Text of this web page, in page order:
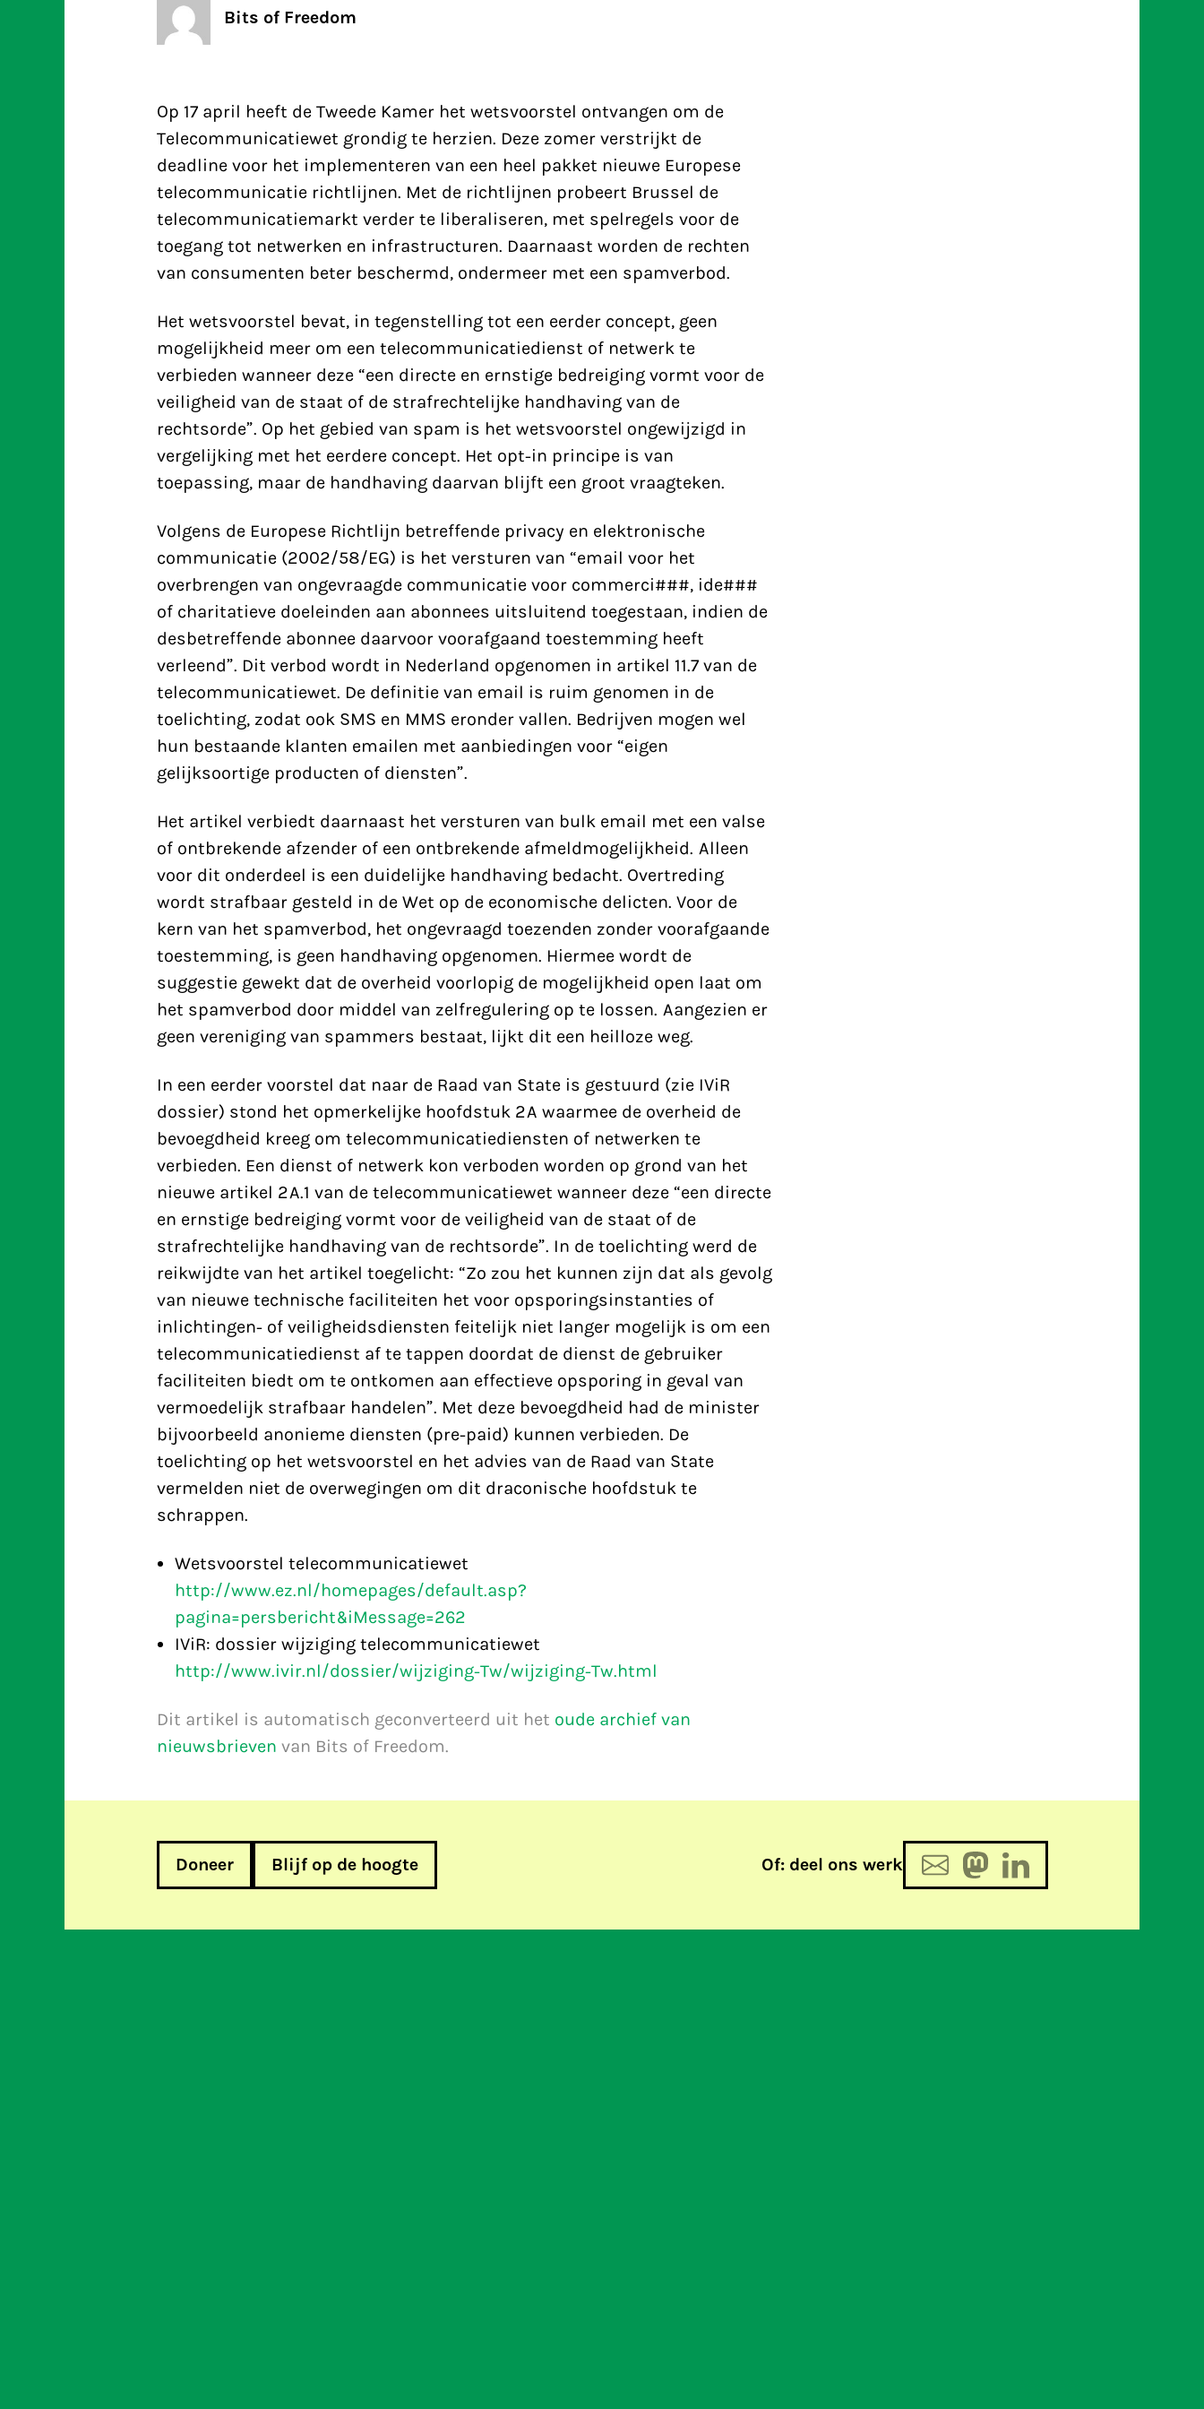
Bits of Freedom
Op 17 april heeft de Tweede Kamer het wetsvoorstel ontvangen om de
Telecommunicatiewet grondig te herzien. Deze zomer verstrijkt de
deadline voor het implementeren van een heel pakket nieuwe Europese
telecommunicatie richtlijnen. Met de richtlijnen probeert Brussel de
telecommunicatiemarkt verder te liberaliseren, met spelregels voor de
toegang tot netwerken en infrastructuren. Daarnaast worden de rechten
van consumenten beter beschermd, ondermeer met een spamverbod.
Het wetsvoorstel bevat, in tegenstelling tot een eerder concept, geen
mogelijkheid meer om een telecommunicatiedienst of netwerk te
verbieden wanneer deze “een directe en ernstige bedreiging vormt voor de
veiligheid van de staat of de strafrechtelijke handhaving van de
rechtsorde”. Op het gebied van spam is het wetsvoorstel ongewijzigd in
vergelijking met het eerdere concept. Het opt-in principe is van
toepassing, maar de handhaving daarvan blijft een groot vraagteken.
Volgens de Europese Richtlijn betreffende privacy en elektronische
communicatie (2002/58/EG) is het versturen van “email voor het
overbrengen van ongevraagde communicatie voor commerci###, ide###
of charitatieve doeleinden aan abonnees uitsluitend toegestaan, indien de
desbetreffende abonnee daarvoor voorafgaand toestemming heeft
verleend”. Dit verbod wordt in Nederland opgenomen in artikel 11.7 van de
telecommunicatiewet. De definitie van email is ruim genomen in de
toelichting, zodat ook SMS en MMS eronder vallen. Bedrijven mogen wel
hun bestaande klanten emailen met aanbiedingen voor “eigen
gelijksoortige producten of diensten”.
Het artikel verbiedt daarnaast het versturen van bulk email met een valse
of ontbrekende afzender of een ontbrekende afmeldmogelijkheid. Alleen
voor dit onderdeel is een duidelijke handhaving bedacht. Overtreding
wordt strafbaar gesteld in de Wet op de economische delicten. Voor de
kern van het spamverbod, het ongevraagd toezenden zonder voorafgaande
toestemming, is geen handhaving opgenomen. Hiermee wordt de
suggestie gewekt dat de overheid voorlopig de mogelijkheid open laat om
het spamverbod door middel van zelfregulering op te lossen. Aangezien er
geen vereniging van spammers bestaat, lijkt dit een heilloze weg.
In een eerder voorstel dat naar de Raad van State is gestuurd (zie IViR
dossier) stond het opmerkelijke hoofdstuk 2A waarmee de overheid de
bevoegdheid kreeg om telecommunicatiediensten of netwerken te
verbieden. Een dienst of netwerk kon verboden worden op grond van het
nieuwe artikel 2A.1 van de telecommunicatiewet wanneer deze “een directe
en ernstige bedreiging vormt voor de veiligheid van de staat of de
strafrechtelijke handhaving van de rechtsorde”. In de toelichting werd de
reikwijdte van het artikel toegelicht: “Zo zou het kunnen zijn dat als gevolg
van nieuwe technische faciliteiten het voor opsporingsinstanties of
inlichtingen- of veiligheidsdiensten feitelijk niet langer mogelijk is om een
telecommunicatiedienst af te tappen doordat de dienst de gebruiker
faciliteiten biedt om te ontkomen aan effectieve opsporing in geval van
vermoedelijk strafbaar handelen”. Met deze bevoegdheid had de minister
bijvoorbeeld anonieme diensten (pre-paid) kunnen verbieden. De
toelichting op het wetsvoorstel en het advies van de Raad van State
vermelden niet de overwegingen om dit draconische hoofdstuk te
schrappen.
Wetsvoorstel telecommunicatiewet
http://www.ez.nl/homepages/default.asp?
pagina=persbericht&iMessage=262
IViR: dossier wijziging telecommunicatiewet
http://www.ivir.nl/dossier/wijziging-Tw/wijziging-Tw.html
Dit artikel is automatisch geconverteerd uit het oude archief van
nieuwsbrieven van Bits of Freedom.
Doneer Blijf op de hoogte Of: deel ons werk